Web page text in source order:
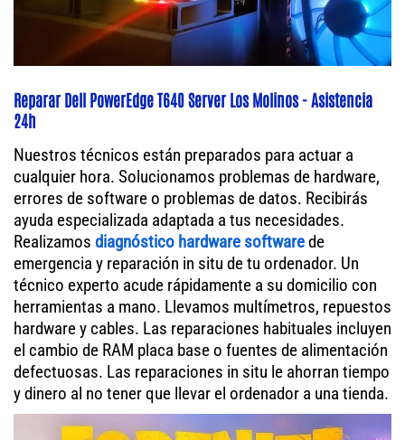
Reparar Dell PowerEdge T640 Server Los Molinos - Asistencia
24h
Nuestros técnicos están preparados para actuar a
cualquier hora. Solucionamos problemas de hardware,
errores de software o problemas de datos. Recibirás
ayuda especializada adaptada a tus necesidades.
Realizamos diagnóstico hardware softwarede
emergencia y reparación in situ de tu ordenador. Un
técnico experto acude rápidamente a su domicilio con
herramientas a mano. Llevamos multímetros, repuestos
hardware y cables. Las reparaciones habituales incluyen
el cambio de RAM placa base o fuentes de alimentación
defectuosas. Las reparaciones in situ le ahorran tiempo
y dinero al no tener que llevar el ordenador a una tienda.